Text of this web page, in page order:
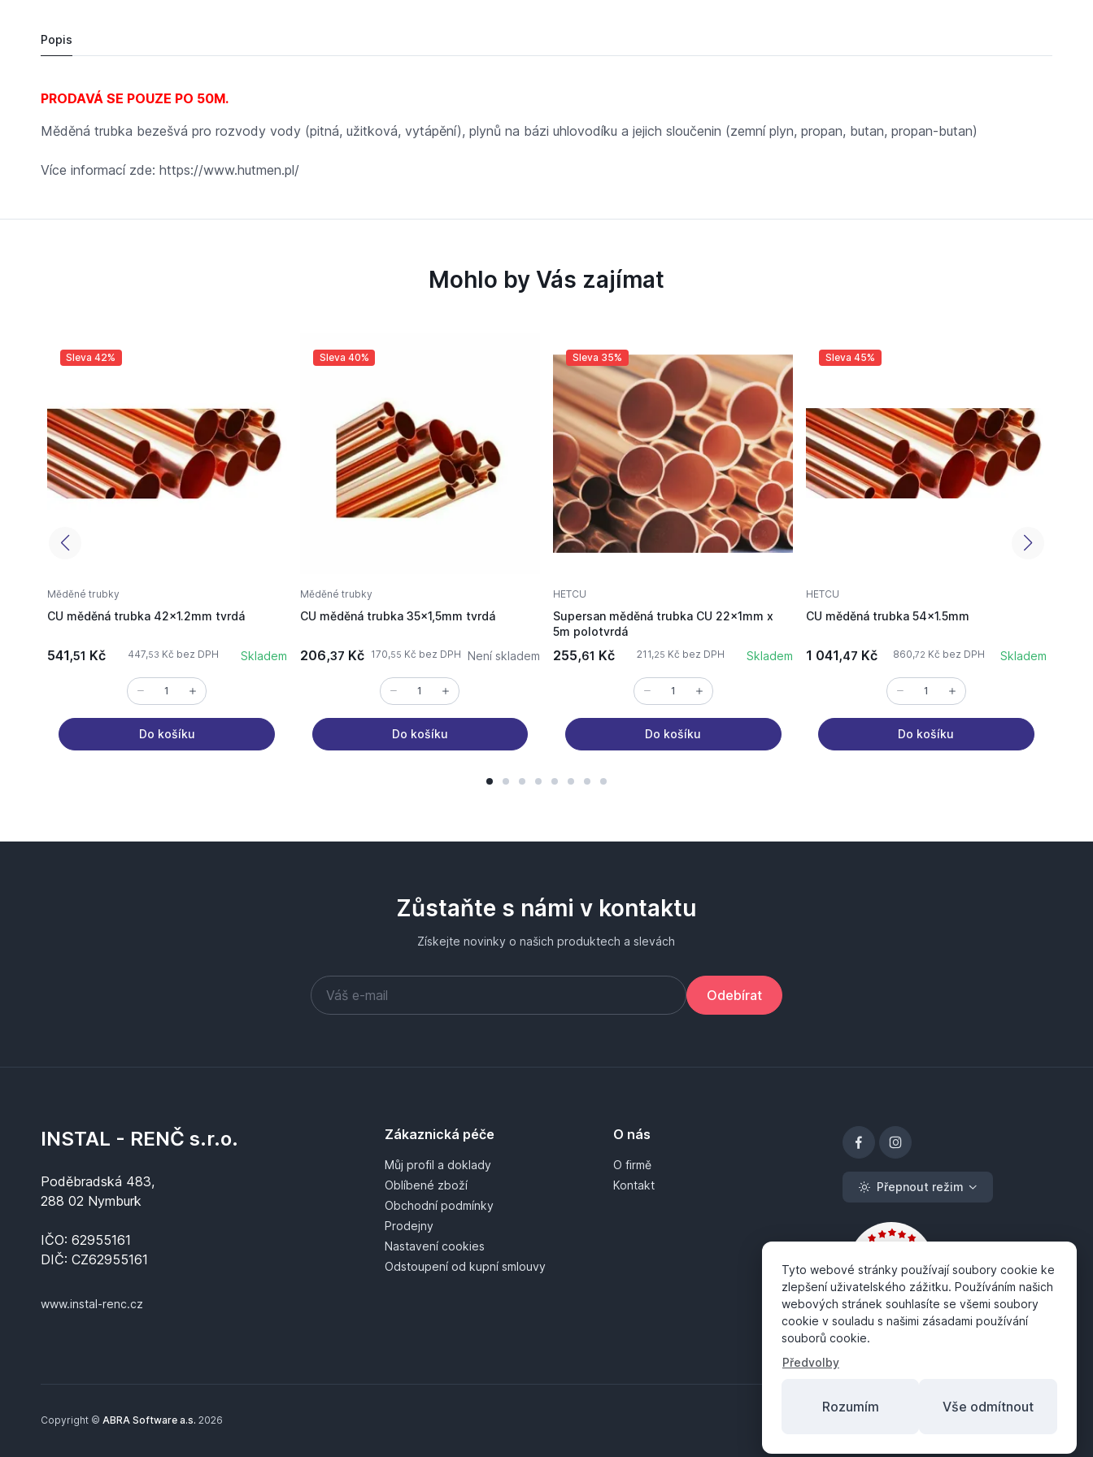
Popis
PRODAVÁ SE POUZE PO 50M.
Měděná trubka bezešvá pro rozvody vody (pitná, užitková, vytápění), plynů na bázi uhlovodíku a jejich sloučenin (zemní plyn, propan, butan, propan-butan)
Více informací zde: https://www.hutmen.pl/
Mohlo by Vás zajímat
Sleva 42%
Měděné trubky
CU měděná trubka 42x1.2mm tvrdá
541,51 Kč 447,53 Kč bez DPH Skladem
Do košíku
Sleva 40%
Měděné trubky
CU měděná trubka 35x1,5mm tvrdá
206,37 Kč 170,55 Kč bez DPH Není skladem
Do košíku
Sleva 35%
HETCU
Supersan měděná trubka CU 22x1mm x
5m polotvrdá
255,61 Kč 211,25 Kč bez DPH Skladem
Do košíku
Sleva 45%
HETCU
CU měděná trubka 54x1.5mm
1 041,47 Kč 860,72 Kč bez DPH Skladem
Do košíku
Zůstaňte s námi v kontaktu
Získejte novinky o našich produktech a slevách
Odebírat
INSTAL - RENČ s.r.o.
Poděbradská 483,
288 02 Nymburk
IČO: 62955161
DIČ: CZ62955161
www.instal-renc.cz
Zákaznická péče
Můj profil a doklady
Oblíbené zboží
Obchodní podmínky
Prodejny
Nastavení cookies
Odstoupení od kupní smlouvy
O nás
O firmě
Kontakt
Přepnout režim
Copyright © ABRA Software a.s. 2026
Tyto webové stránky používají soubory cookie ke
zlepšení uživatelského zážitku. Používáním našich
webových stránek souhlasíte se všemi soubory
cookie v souladu s našimi zásadami používání
souborů cookie.
Předvolby
Rozumím Vše odmítnout